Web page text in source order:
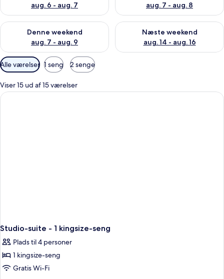
aug. 6 - aug. 7
aug. 7 - aug. 8
Denne weekend
aug. 7 - aug. 9
Tjek tilgængelighed for denne weekend aug. 7 - aug. 9
Næste weekend
aug. 14 - aug. 16
Tjek tilgængelighed for næste
Tilgængelige
filtre
for
værelser
Alle værelser 1 seng 2 senge
Viser 15 ud af 15 værelser
Studio-suite - 1 kingsize-seng
Plads til 4 personer
1 kingsize-seng
Gratis Wi-Fi